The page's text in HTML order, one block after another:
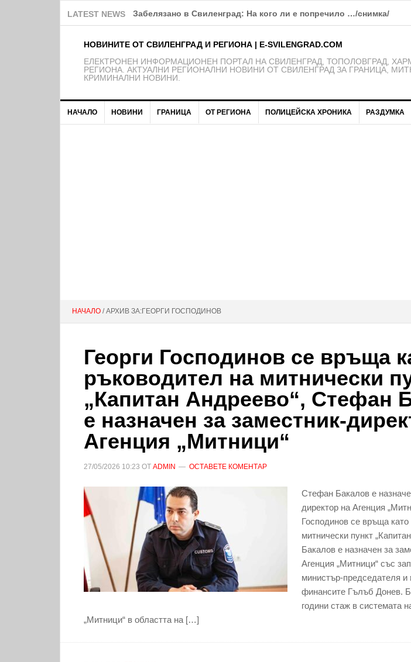
LATEST NEWS Забелязано в Свиленград: На кого ли е попречило …/снимка/
НОВИНИТЕ ОТ СВИЛЕНГРАД И РЕГИОНА | E-SVILENGRAD.COM
EЛЕКТРОНЕН ИНФОРМАЦИОНЕН ПОРТАЛ НА СВИЛЕНГРАД, ТОПОЛОВГРАД,
РЕГИОНА. АКТУАЛНИ РЕГИОНАЛНИ НОВИНИ ОТ СВИЛЕНГРАД ЗА ГРАНИЦА,
КРИМИНАЛНИ НОВИНИ.
НАЧАЛО НОВИНИ ГРАНИЦА ОТ РЕГИОНА ПОЛИЦЕЙСКА ХРОНИКА РАЗДУМКА
НАЧАЛО / АРХИВ ЗА:ГЕОРГИ ГОСПОДИНОВ
Георги Господинов се връща
ръководител на митнически
„Капитан Андреево“, Стефан
е назначен за заместник-
Агенция „Митници“
27/05/2026 10:23 ОТ ADMIN ОСТАВЕТЕ КОМЕНТАР
Стефан Бакалов е
директор на Агенция
Господинов се връща
митнически пункт
Бакалов е назначен за
Агенция „Митници“ със
министър-председателя и
финансите Гълъб Донев.
години стаж в системата
„Митници“ в областта на […]